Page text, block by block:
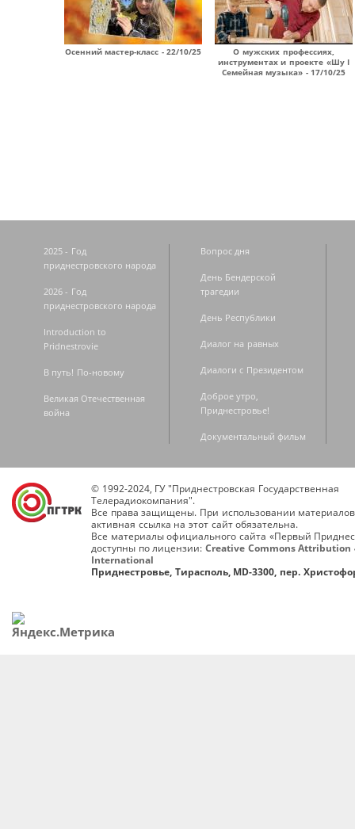
Осенний мастер-класс - 22/10/25
О мужских профессиях,
инструментах и проекте «Шу I
Семейная музыка» - 17/10/25
2025 - Год
приднестровского народа
2026 - Год
приднестровского народа
Introduction to
Pridnestrovie
В путь! По-новому
Великая Отечественная
война
Вопрос дня
День Бендерской
трагедии
День Республики
Диалог на равных
Диалоги с Президентом
Доброе утро,
Приднестровье!
Документальный фильм
© 1992-2024, ГУ "Приднестровская Государственная
Телерадиокомпания".
Все права защищены. При использовании
активная ссылка на этот сайт обязательна.
Все материалы официального сайта «Первый
доступны по лицензии: Creative Commons Attribution
International
Приднестровье, Тирасполь, MD-3300, пер.